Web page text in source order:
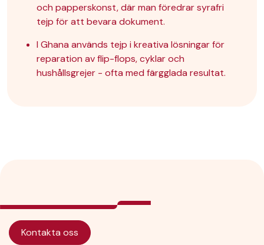
och papperskonst, där man föredrar syrafri
tejp för att bevara dokument.
I Ghana används tejp i kreativa lösningar för
reparation av flip-flops, cyklar och
hushållsgrejer - ofta med färgglada resultat.
Kontakta oss